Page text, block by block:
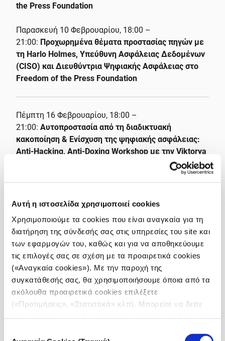
Αυτή η ιστοσελίδα χρησιμοποιεί cookies
Χρησιμοποιούμε τα cookies που είναι αναγκαία για τη
διατήρηση της σύνδεσής σας στις υπηρεσίες του site και
των εφαρμογών του, καθώς και για να αποθηκεύουμε
τις επιλογές σας σε σχέση με τα προαιρετικά cookies
(«Αναγκαία cookies»). Με την παροχή της
συγκατάθεσής σας, θα χρησιμοποιήσουμε όποια από τα
ακόλουθα προαιρετικά cookies επιλέξετε
(«Προτιμήσεις», «Στατιστικά» κλπ). Μπορείτε να δείτε
the Press Foundation
Παρασκευή 10 Φεβρουαρίου, 18:00 –
21:00: Προχωρημένα θέματα προστασίας πηγών με
τη Harlo Holmes, Υπεύθυνη Ασφάλειας Δεδομένων
(CISO) και Διευθύντρια Ψηφιακής Ασφάλειας στο
Freedom of the Press Foundation
Πέμπτη 16 Φεβρουαρίου, 18:00 –
21:00: Αυτοπροστασία από τη διαδικτυακή
κακοποίηση & Ενίσχυση της ψηφιακής ασφάλειας:
Anti-Hacking, Anti-Doxing Workshop με την Viktorya
Vilk, Διευθύντρια Ψηφιακής Ασφάλειας και
Παρασκευή 17 Φεβρουαρίου, 18:00 – 21:00:
1) με τον Frank Smyth, Ιδρυτή και διευθύνοντα
σύμβουλο του Global Journalist Security (GJS)
Σάββατο 18 Φεβρουαρίου, 09:00 – 17:00:Φυσικές
παρακολουθήσεις: Αναγνώριση και αποφυγή (μέρος
2) με τον Frank Smyth, Ιδρυτή και διευθύνοντα
σύμβουλο του Global Journalist Security (GJS)